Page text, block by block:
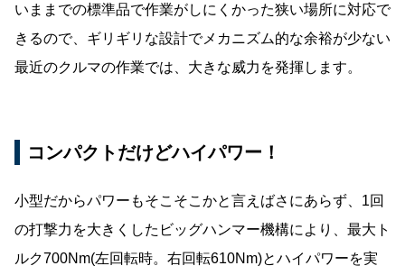
いままでの標準品で作業がしにくかった狭い場所に対応で
きるので、ギリギリな設計でメカニズム的な余裕が少ない
最近のクルマの作業では、大きな威力を発揮します。
コンパクトだけどハイパワー！
小型だからパワーもそこそこかと言えばさにあらず、1回
の打撃力を大きくしたビッグハンマー機構により、最大ト
ルク700Nm(左回転時。右回転610Nm)とハイパワーを実